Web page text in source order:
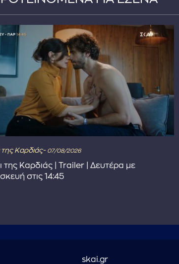
Καρδιάς- 07/08/2026
της Καρδιάς | Trailer | Δευτέρα με
στις 14:45
skai.gr